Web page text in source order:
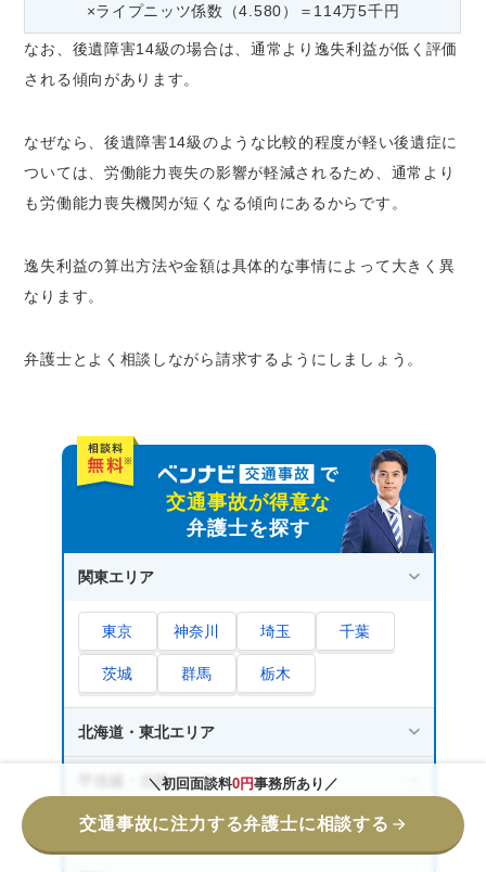
×ライプニッツ係数（4.580）＝114万5千円
なお、後遺障害14級の場合は、通常より逸失利益が低く評価
される傾向があります。
なぜなら、後遺障害14級のような比較的程度が軽い後遺症に
ついては、労働能力喪失の影響が軽減されるため、通常より
も労働能力喪失機関が短くなる傾向にあるからです。
逸失利益の算出方法や金額は具体的な事情によって大きく異
なります。
弁護士とよく相談しながら請求するようにしましょう。
交通事故が得意な
弁護士を探す
関東エリア
東京 神奈川 埼玉 千葉
茨城 群馬 栃木
北海道・東北エリア
甲信越・北陸エリア
東海エリア
＼初回面談料0円事務所あり／
交通事故に注力する弁護士に相談する